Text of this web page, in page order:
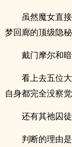
虽然魔女直
梦回廊的顶级隐秘
戴门摩尔和暗
看上去五位
自身都完全没察觉
还有其祂囚徒
判断的理由